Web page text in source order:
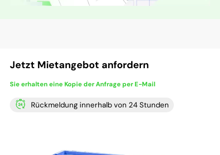
Jetzt Mietangebot anfordern
Sie erhalten eine Kopie der Anfrage per E-Mail
Rückmeldung innerhalb von 24 Stunden